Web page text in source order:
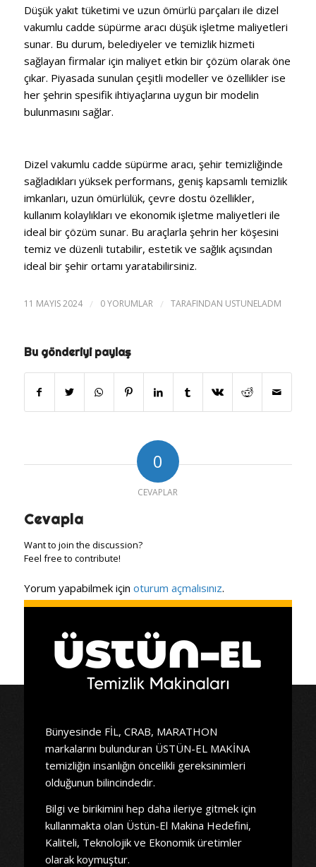
Düşük yakıt tüketimi ve uzun ömürlü parçaları ile dizel
vakumlu cadde süpürme aracı düşük işletme maliyetleri
sunar. Bu durum, belediyeler ve temizlik hizmeti
sağlayan firmalar için maliyet etkin bir çözüm olarak öne
çıkar. Piyasada sunulan çeşitli modeller ve özellikler ise
her şehrin spesifik ihtiyaçlarına uygun bir modelin
bulunmasını sağlar.
Dizel vakumlu cadde süpürme aracı, şehir temizliğinde
sağladıkları yüksek performans, geniş kapsamlı temizlik
imkanları, uzun ömürlülük, çevre dostu özellikler,
kullanım kolaylıkları ve ekonomik işletme maliyetleri ile
ideal bir çözüm sunar. Bu araçlarla şehrin her köşesini
temiz ve düzenli tutabilir, estetik ve sağlık açısından
ideal bir şehir ortamı yaratabilirsiniz.
11 MAYIS 2024 / 0 YORUMLAR / TARAFINDAN USTUNELADM
Bu gönderiyi paylaş
0
CEVAPLAR
Cevapla
Want to join the discussion?
Feel free to contribute!
Yorum yapabilmek için oturum açmalısınız.
Bünyesinde FİL, CRAB, MARATHON
markalarını bulunduran ÜSTÜN-EL MAKİNA
temizliğin insanlığın öncelikli gereksinimleri
olduğunun bilincindedir.
Bilgi ve birikimini hep daha ileriye gitmek için
kullanmakta olan Üstün-El Makina Hedefini,
Kaliteli, Teknolojik ve Ekonomik üretimler
olarak koymuştur.